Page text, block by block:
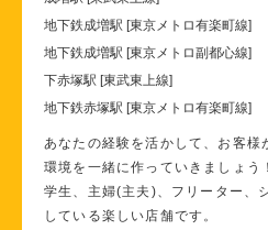
地下鉄成増駅 [東京メトロ有楽町線]
地下鉄成増駅 [東京メトロ副都心線]
下赤塚駅 [東武東上線]
地下鉄赤塚駅 [東京メトロ有楽町線]
あなたの経験を活かして、お客様
環境を一緒に作っていきましょう！
学生、主婦(主夫)、フリーター、
している楽しい店舗です。